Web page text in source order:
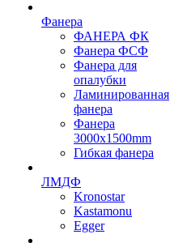
Фанера
ФАНЕРА ФК
Фанера ФСФ
Фанера для
опалубки
Ламинированная
фанера
Фанера
3000х1500mm
Гибкая фанера
ЛМДФ
Kronostar
Kastamonu
Egger